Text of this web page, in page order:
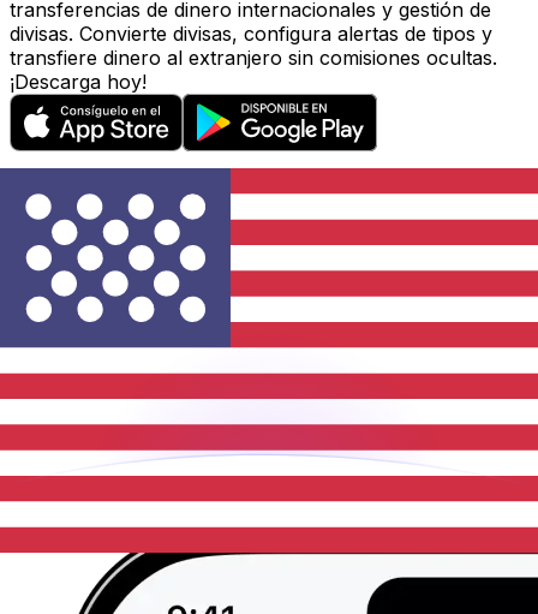
transferencias de dinero internacionales y gestión de
divisas. Convierte divisas, configura alertas de tipos y
transfiere dinero al extranjero sin comisiones ocultas.
¡Descarga hoy!